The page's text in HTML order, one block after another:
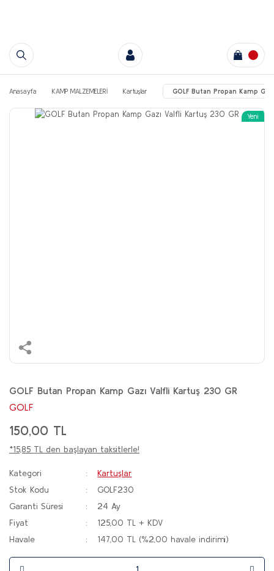
Anasayfa KAMP MALZEMELERİ Kartuşlar GOLF Butan Propan Kamp
Yeni
GOLF Butan Propan Kamp Gazı Valfli Kartuş 230 GR
GOLF
150,00 TL
*15,85 TL den başlayan taksitlerle!
Kategori
Kartuşlar
Stok Kodu
GOLF230
Garanti Süresi
24 Ay
Fiyat
125,00 TL + KDV
Havale
147,00 TL (%2,00 havale indirimi)